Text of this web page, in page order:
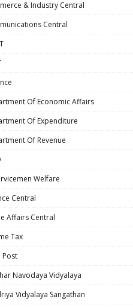
& Industry Central
Central
Of Economic Affairs
Of Expenditure
Of Revenue
Welfare
Central
Affairs Central
Tax
Post
Navodaya Vidyalaya
Vidyalaya Sangathan